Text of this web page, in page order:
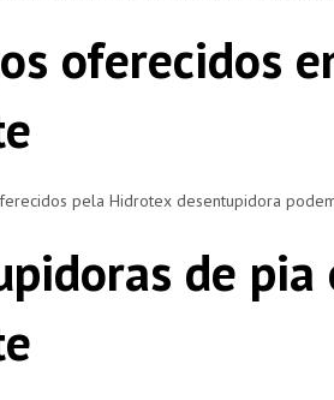
oferecidos
pela Hidrotex desentupidora
de pia